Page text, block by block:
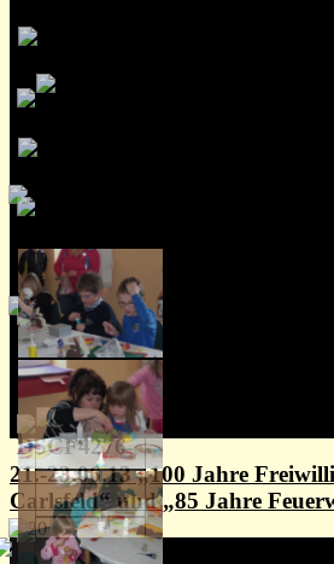
21.-23.06.13 „100 Jahre
Carlsfeld“ und „85 Jahre